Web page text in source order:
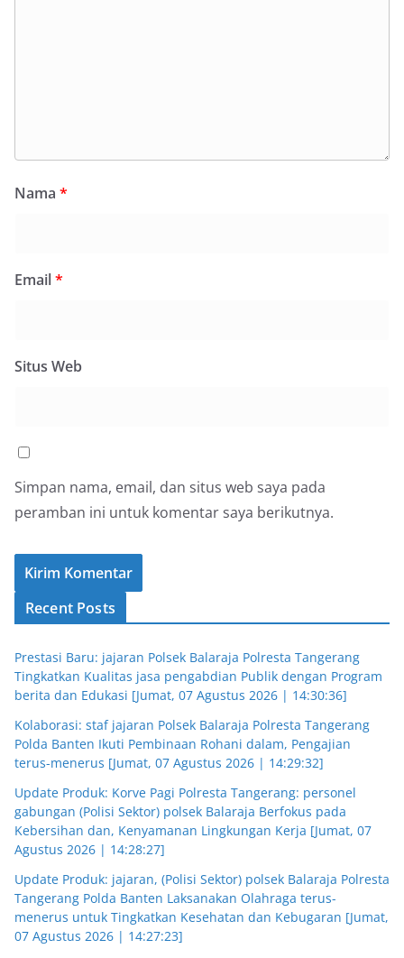
Nama *
Email*
Situs Web
Simpan nama, email, dan situs web saya pada
peramban ini untuk komentar saya berikutnya.
Recent Posts
Prestasi Baru: jajaran Polsek Balaraja Polresta Tangerang
Tingkatkan Kualitas jasa pengabdian Publik dengan Program
berita dan Edukasi [Jumat, 07 Agustus 2026 | 14:30:36]
Kolaborasi: staf jajaran Polsek Balaraja Polresta Tangerang
Polda Banten Ikuti Pembinaan Rohani dalam, Pengajian
terus-menerus [Jumat, 07 Agustus 2026 | 14:29:32]
Update Produk: Korve Pagi Polresta Tangerang: personel
gabungan (Polisi Sektor) polsek Balaraja Berfokus pada
Kebersihan dan, Kenyamanan Lingkungan Kerja [Jumat, 07
Agustus 2026 | 14:28:27]
Update Produk: jajaran, (Polisi Sektor) polsek Balaraja Polresta
Tangerang Polda Banten Laksanakan Olahraga terus-
menerus untuk Tingkatkan Kesehatan dan Kebugaran [Jumat,
07 Agustus 2026 | 14:27:23]